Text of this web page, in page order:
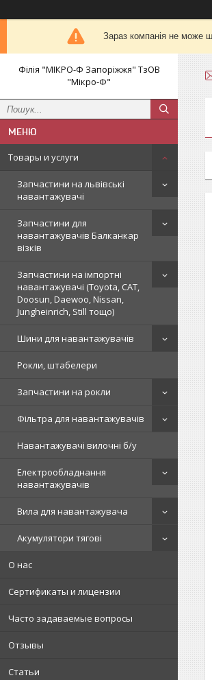
Зараз компанія не може
Філія "МІКРО-Ф Запоріжжя" ТзОВ
"Мікро-Ф"
Товары и услуги
Запчастини на львівські
навантажувачі
Запчастини для
навантажувачів Балканкар
візків
Запчастини на імпортні
навантажувачі (Toyota, CAT,
Doosun, Daewoo, Nissan,
Jungheinrich, Still тощо)
Шини для навантажувачів
Рокли, штабелери
Запчастини на рокли
Фільтра для навантажувачів
Навантажувачі вилочні б/у
Електрообладнання
навантажувачів
Вила для навантажувача
Акумулятори тягові
О нас
Сертификаты и лицензии
Часто задаваемые вопросы
Отзывы
Статьи